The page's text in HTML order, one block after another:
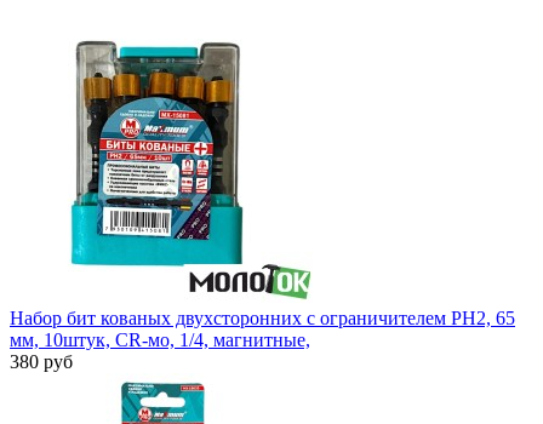
Набор бит кованых двухсторонних с ограничителем PH2, 65
мм, 10штук, CR-мо, 1/4, магнитные,
380 руб